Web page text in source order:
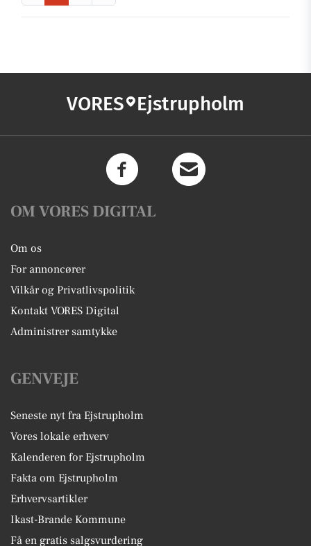
VORES Ejstrupholm
OM VORES DIGITAL
Om os
For annoncører
Vilkår og Privatlivspolitik
Kontakt VORES Digital
Administrer samtykke
GENVEJE
Seneste nyt fra Ejstrupholm
Vores lokale erhverv
Kalenderen for Ejstrupholm
Fakta om Ejstrupholm
Erhvervsartikler
Ikast-Brande Kommune
Få en gratis salgsvurdering